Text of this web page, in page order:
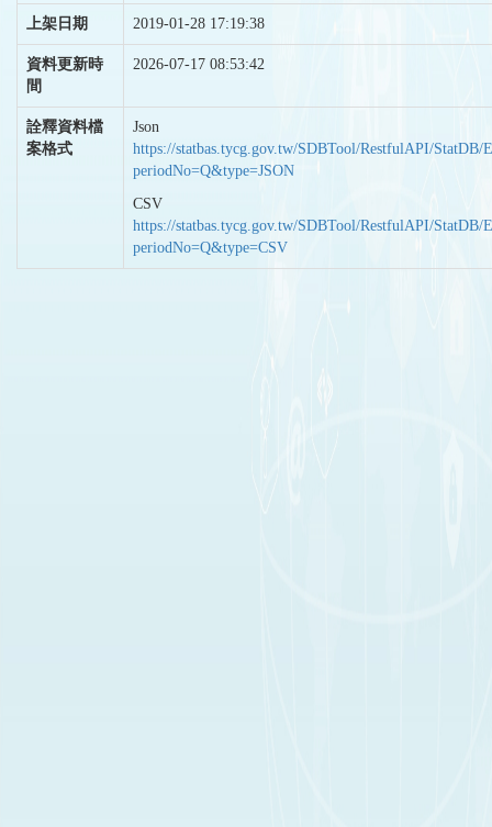
上架日期 2019-01-28 17:19:38
資料更新時
間
2026-07-17 08:53:42
詮釋資料檔
案格式
Json
https://statbas.tycg.gov.tw/SDBTool/RestfulAPI/StatDB/
periodNo=Q&type=JSON
CSV
https://statbas.tycg.gov.tw/SDBTool/RestfulAPI/StatDB/
periodNo=Q&type=CSV